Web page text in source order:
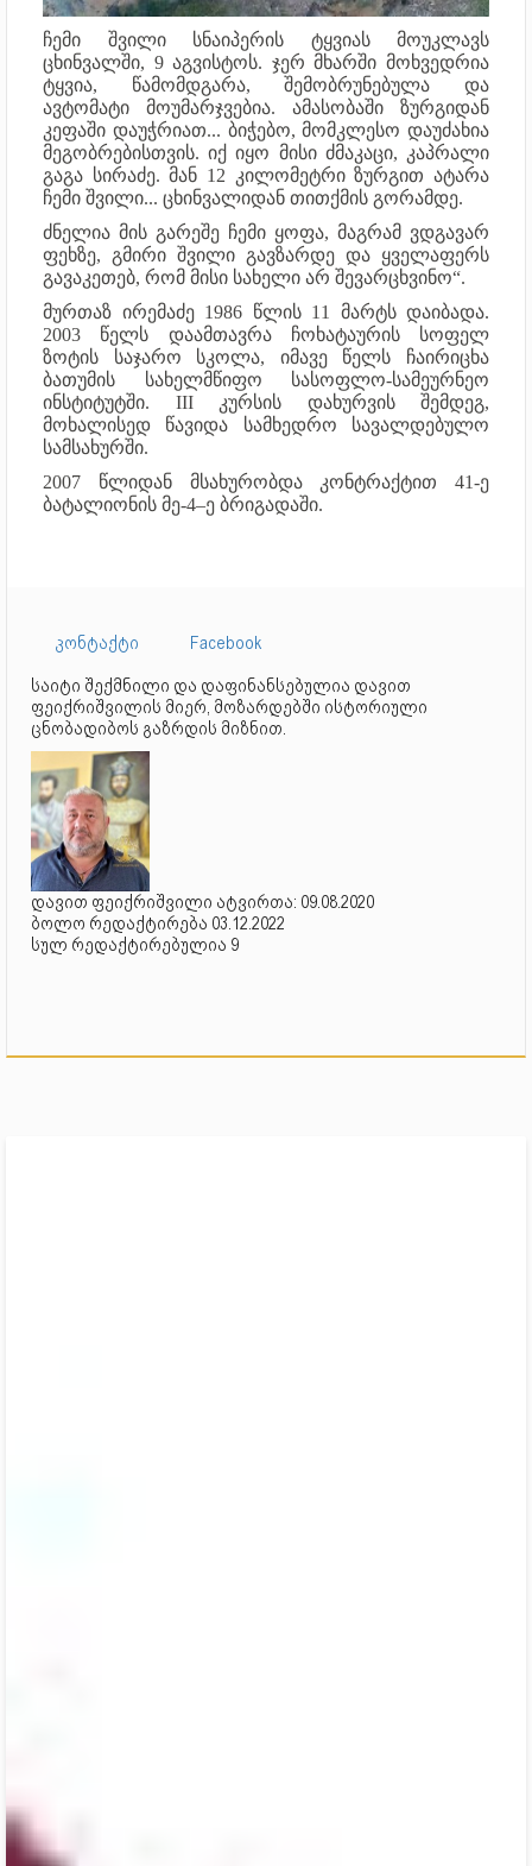
ჩემი შვილი სნაიპერის ტყვიას მოუკლავს
ცხინვალში, 9 აგვისტოს. ჯერ მხარში მოხვედრია
ტყვია, წამომდგარა, შემობრუნებულა და
ავტომატი მოუმარჯვებია. ამასობაში ზურგიდან
კეფაში დაუჭრიათ... ბიჭებო, მომკლესო დაუძახია
მეგობრებისთვის. იქ იყო მისი ძმაკაცი, კაპრალი
გაგა სირაძე. მან 12 კილომეტრი ზურგით ატარა
ჩემი შვილი... ცხინვალიდან თითქმის გორამდე.
ძნელია მის გარეშე ჩემი ყოფა, მაგრამ ვდგავარ
ფეხზე, გმირი შვილი გავზარდე და ყველაფერს
გავაკეთებ, რომ მისი სახელი არ შევარცხვინო“.
მურთაზ ირემაძე 1986 წლის 11 მარტს დაიბადა.
2003 წელს დაამთავრა ჩოხატაურის სოფელ
ზოტის საჯარო სკოლა, იმავე წელს ჩაირიცხა
ბათუმის სახელმწიფო სასოფლო-სამეურნეო
ინსტიტუტში. III კურსის დახურვის შემდეგ,
მოხალისედ წავიდა სამხედრო სავალდებულო
სამსახურში.
2007 წლიდან მსახურობდა კონტრაქტით 41-ე
ბატალიონის მე-4–ე ბრიგადაში.
კონტაქტი
Facebook
საიტი შექმნილი და დაფინანსებულია დავით
ფეიქრიშვილის მიერ, მოზარდებში ისტორიული
ცნობადიბოს გაზრდის მიზნით.
დავით ფეიქრიშვილი ატვირთა: 09.08.2020
ბოლო რედაქტირება 03.12.2022
სულ რედაქტირებულია 9